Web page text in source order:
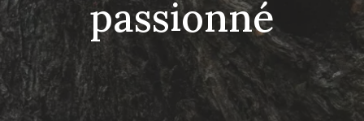
passionné